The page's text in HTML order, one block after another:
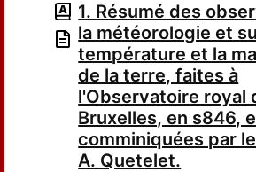
1. Résumé des
la météorologie et
température et la
de la terre, faites à
l'Observatoire royal
Bruxelles, en s846,
comminiquées par
A. Quetelet.